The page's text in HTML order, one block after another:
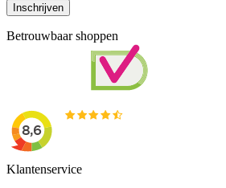
Inschrijven
Betrouwbaar shoppen
Klantenservice